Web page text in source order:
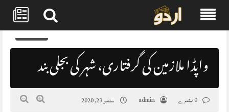
Skip
content
0
واپڈا ملازمین کی گرفتاری، شہر کی بجلی بند
admin ستمبر 23, 2020